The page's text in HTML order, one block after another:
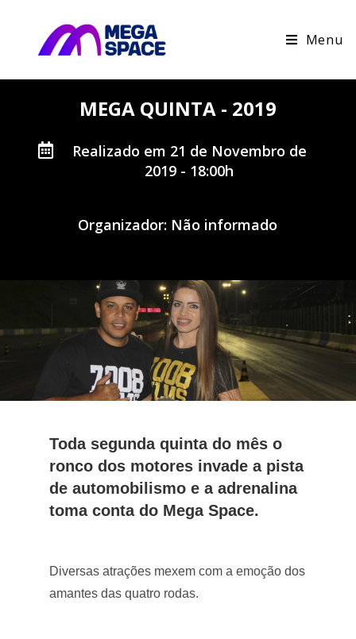
Menu
MEGA QUINTA - 2019
Realizado em 21 de Novembro de
2019 - 18:00h
Organizador: Não informado
Toda segunda quinta do mês o
ronco dos motores invade a pista
de automobilismo e a adrenalina
toma conta do Mega Space.
Diversas atrações mexem com a emoção dos
amantes das quatro rodas.